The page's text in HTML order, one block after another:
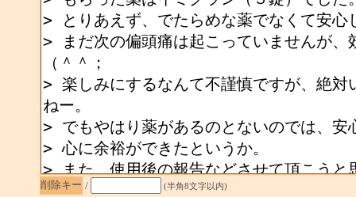
削除キー / (半角8文字以内)